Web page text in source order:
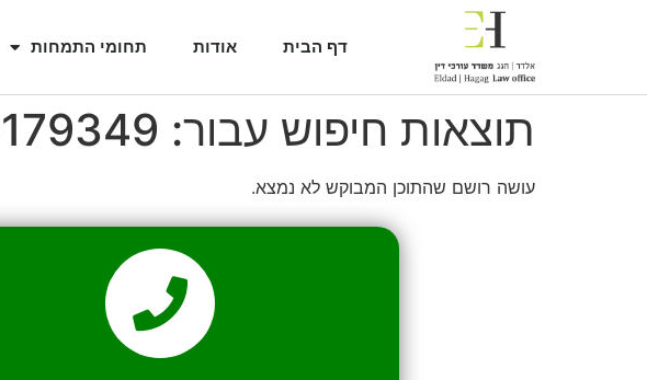
דף הבית אודות תחומי התמחות
תוצאות חיפוש עבור:
עושה רושם שהתוכן המבוקש לא נמצא.